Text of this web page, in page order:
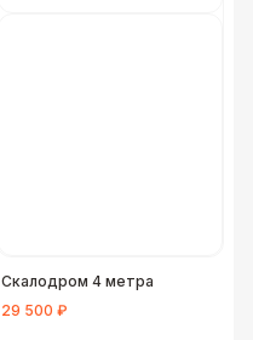
Скалодром 4 метра
29 500 ₽